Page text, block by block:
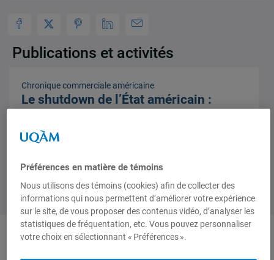
Publications et activités
Chronique commerciale américaine
Le shutdown de l’État américain :
Volume 6, numéro 3, 6 novembre 2013,
Dubois Poirier
Préférences en matière de témoins
Nous utilisons des témoins (cookies) afin de collecter des
informations qui nous permettent d’améliorer votre expérience
sur le site, de vous proposer des contenus vidéo, d’analyser les
statistiques de fréquentation, etc. Vous pouvez personnaliser
votre choix en sélectionnant « Préférences ».